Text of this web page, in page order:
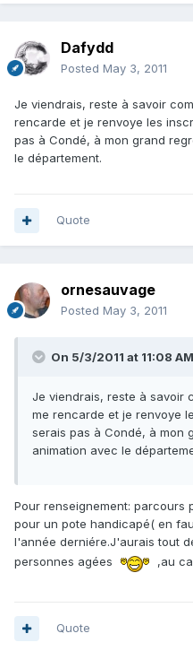
Dafydd
Posted May 3, 2011
Je viendrais, reste à savoir
rencarde et je renvoye les
pas à Condé, à mon grand
le département.
Quote
ornesauvage
Posted May 3, 2011
On 5/3/2011 at 11:08
Je viendrais, reste à savoir
me rencarde et je renvoye
serais pas à Condé, à mon
animation avec le
Pour renseignement: parcours
pour un pote handicapé( en
l'année derniére.J'aurais tout
personnes agées
,au
Quote